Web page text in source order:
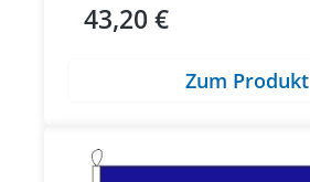
Regulärer Preis:
43,20 €
Zum Produkt